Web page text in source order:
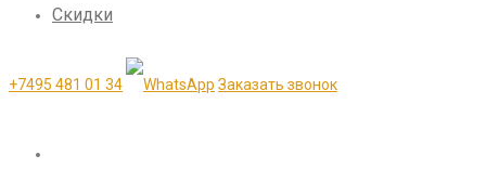
Скидки
+7495 481 01 34 Заказать звонок